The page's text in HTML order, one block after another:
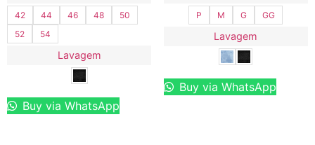
42 44 46 48
50
52
54
Lavagem
Buy via WhatsApp
P M G GG
Lavagem
Buy via WhatsApp